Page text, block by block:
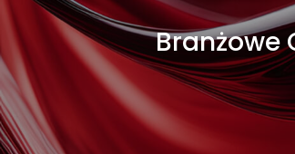
Branżowe